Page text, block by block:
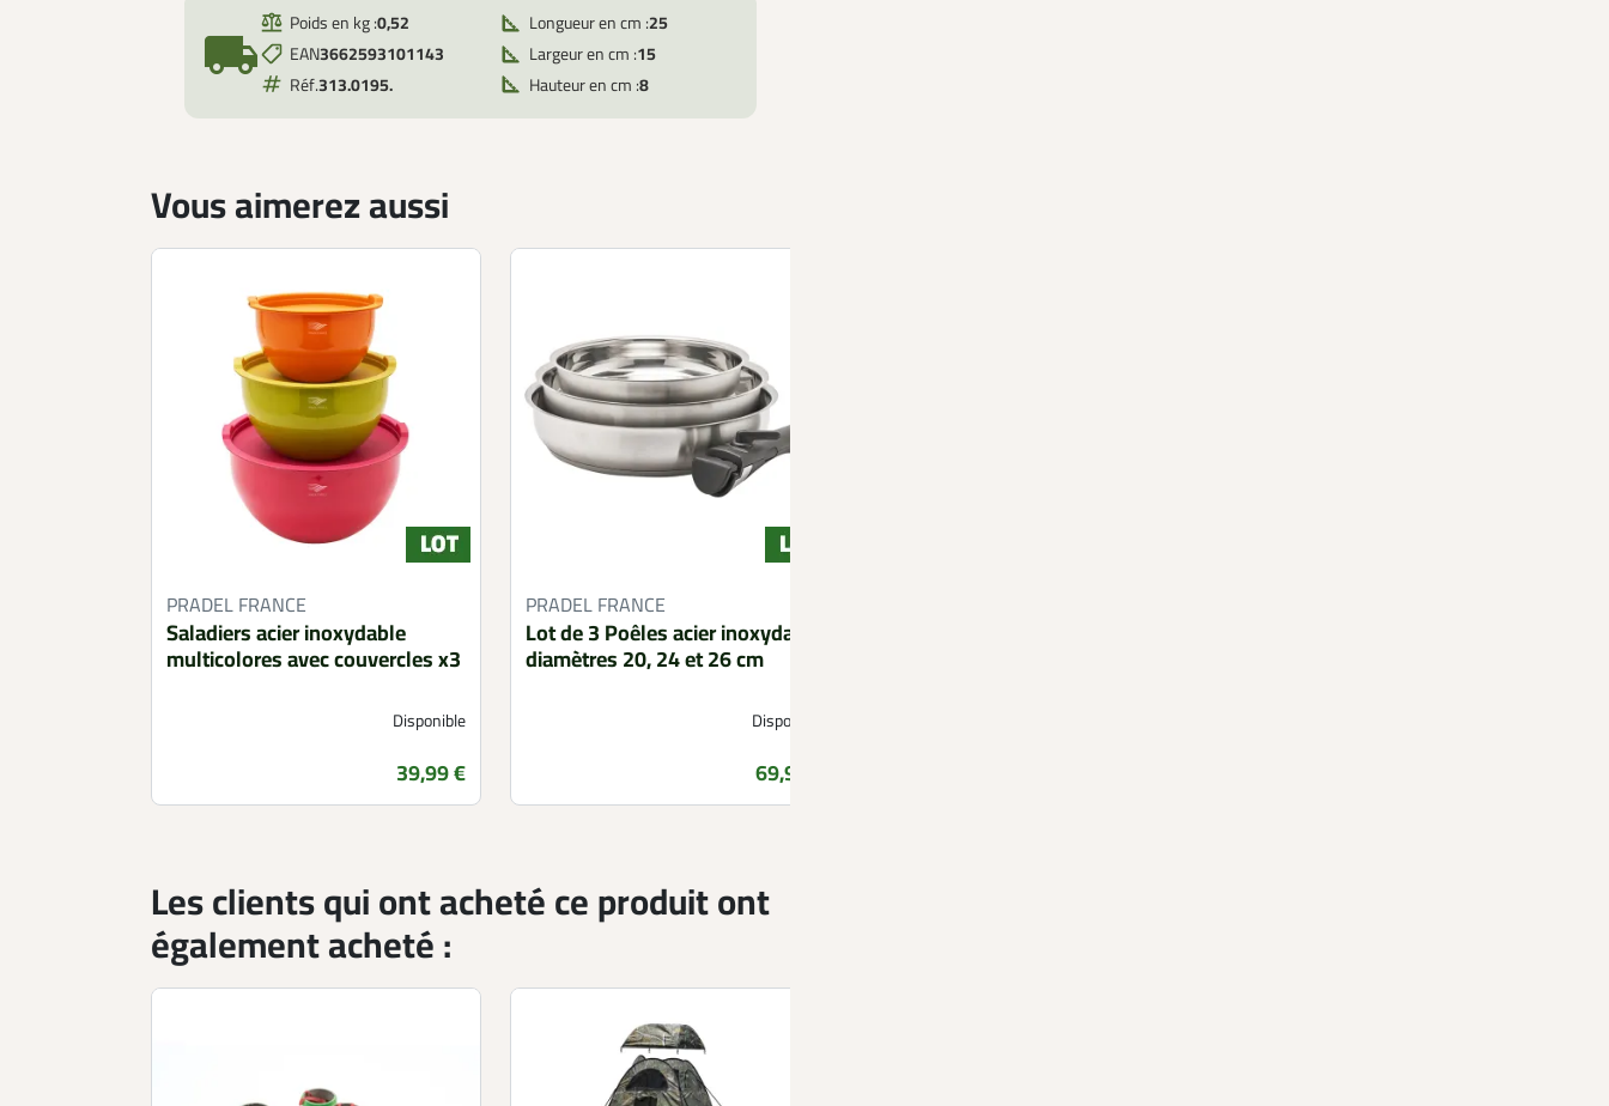
local_shipping
Poids en kg :0,52
EAN3662593101143
Réf.313.0195.
Longueur en cm :25
Largeur en cm :15
Hauteur en cm :8
Vous aimerez aussi
PRADEL FRANCE
Saladiers acier inoxydable
multicolores avec couvercles x3
Disponible
Prix
39,99 €
PRADEL FRANCE
Lot de 3 Poêles acier inoxydable
diamètres 20, 24 et 26 cm
Disponible
Prix
69,99 €
Les clients qui ont acheté ce produit ont
également acheté :